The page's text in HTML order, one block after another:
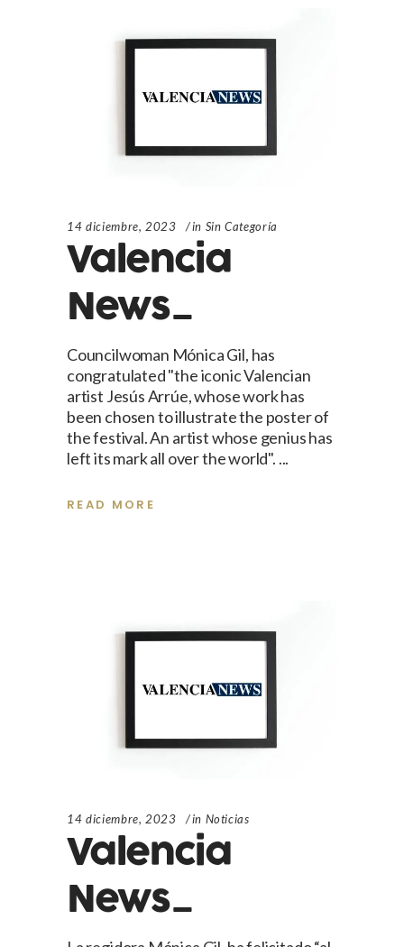
14 diciembre, 2023 in Sin Categoría
Valencia
News_
Councilwoman Mónica Gil, has
congratulated "the iconic Valencian
artist Jesús Arrúe, whose work has
been chosen to illustrate the poster of
the festival. An artist whose genius has
left its mark all over the world".
READ MORE
14 diciembre, 2023 in Noticias
Valencia
News_